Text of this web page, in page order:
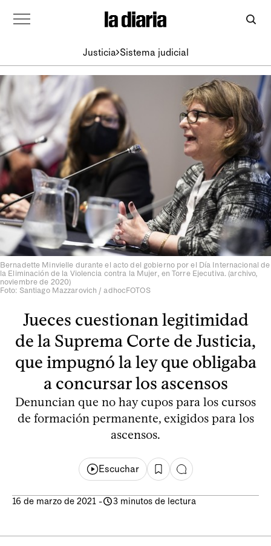
Justicia Sistema judicial
Bernadette Minvielle durante el acto del gobierno por el Día Internacional de
la Eliminación de la Violencia contra la Mujer, en Torre Ejecutiva. (archivo,
noviembre de 2020)
Foto: Santiago Mazzarovich / adhocFOTOS
Jueces cuestionan legitimidad
de la Suprema Corte de Justicia,
que impugnó la ley que obligaba
a concursar los ascensos
Denuncian que no hay cupos para los cursos
de formación permanente, exigidos para los
ascensos.
Escuchar
16 de marzo de 2021 - 3 minutos de lectura